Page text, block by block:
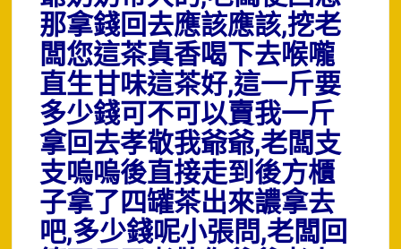
那拿錢回去應該應該,挖老
闆您這茶真香喝下去喉嚨
直生甘味這茶好,這一斤要
多少錢可不可以賣我一斤
拿回去孝敬我爺爺,老闆支
支嗚嗚後直接走到後方櫃
子拿了四罐茶出來譨拿去
吧,多少錢呢小張問,老闆回